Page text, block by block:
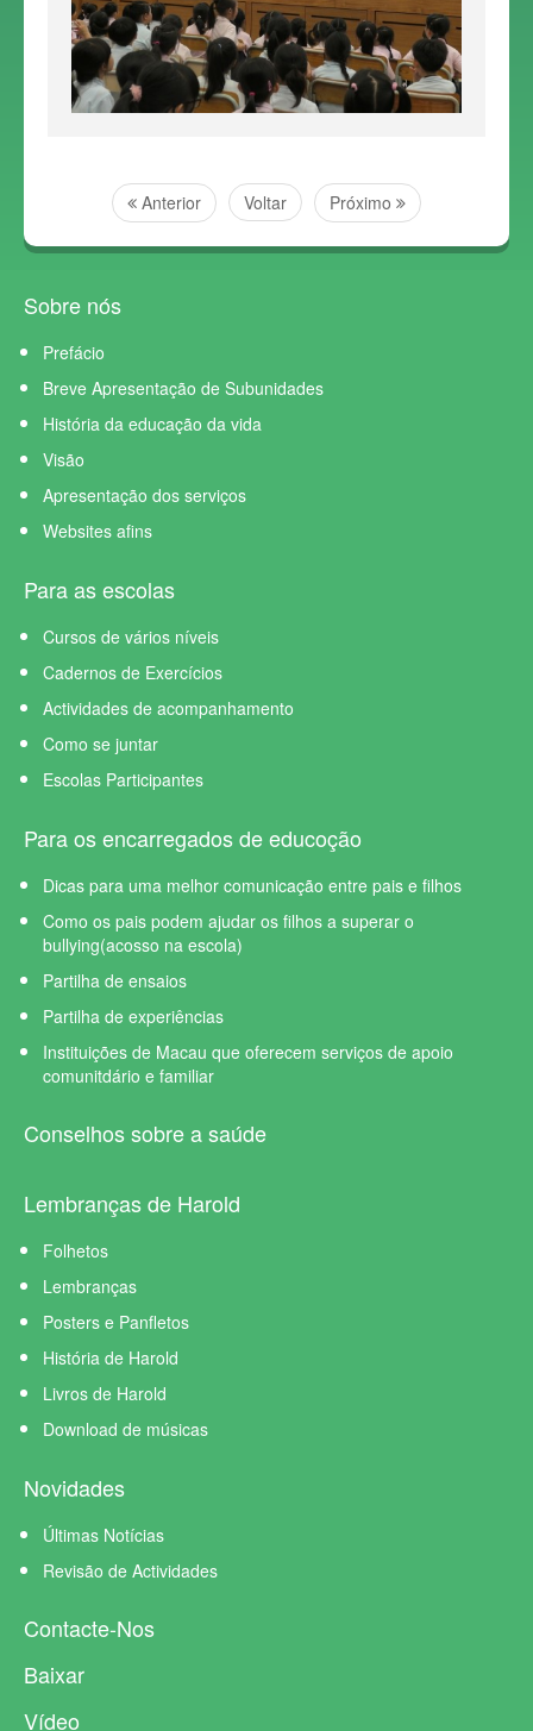
Anterior Voltar Próximo
Sobre nós
Prefácio
Breve Apresentação de Subunidades
História da educação da vida
Visão
Apresentação dos serviços
Websites afins
Para as escolas
Cursos de vários níveis
Cadernos de Exercícios
Actividades de acompanhamento
Como se juntar
Escolas Participantes
Para os encarregados de educoção
Dicas para uma melhor comunicação entre pais e filhos
Como os pais podem ajudar os filhos a superar o
bullying(acosso na escola)
Partilha de ensaios
Partilha de experiências
Instituições de Macau que oferecem serviços de apoio
comunitdário e familiar
Conselhos sobre a saúde
Lembranças de Harold
Folhetos
Lembranças
Posters e Panfletos
História de Harold
Livros de Harold
Download de músicas
Novidades
Últimas Notícias
Revisão de Actividades
Contacte-Nos
Baixar
Vídeo